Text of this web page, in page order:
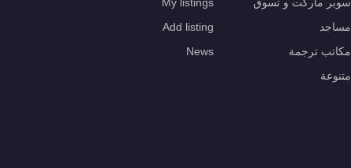
مساجد
مكاتب ترجمة
متنوعة
Add listing
News